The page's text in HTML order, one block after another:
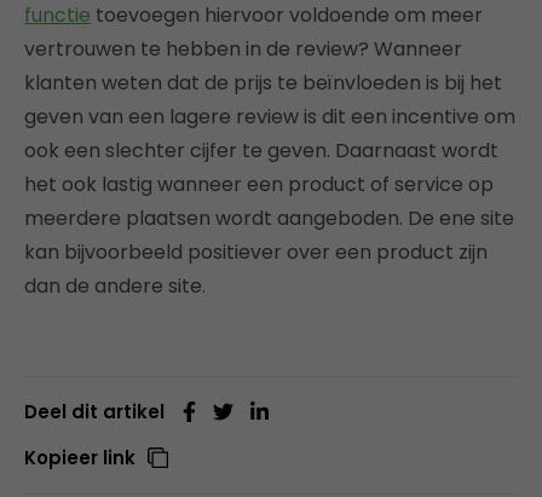
functie toevoegen hiervoor voldoende om meer
vertrouwen te hebben in de review? Wanneer
klanten weten dat de prijs te beïnvloeden is bij het
geven van een lagere review is dit een incentive om
ook een slechter cijfer te geven. Daarnaast wordt
het ook lastig wanneer een product of service op
meerdere plaatsen wordt aangeboden. De ene site
kan bijvoorbeeld positiever over een product zijn
dan de andere site.
Deel dit artikel
Kopieer link